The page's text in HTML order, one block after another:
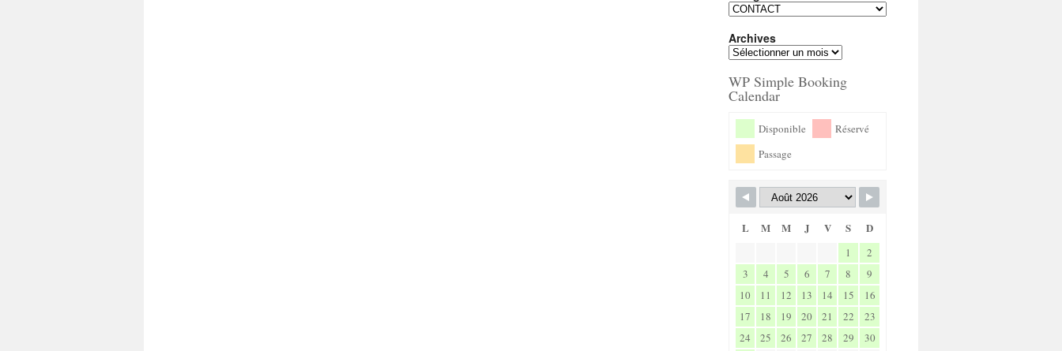
Archives
WP Simple Booking
Calendar
Disponible
Réservé
Passage
L M M J V S D
1
2
3
4 5 6 7 8
9
10
11 12 13 14 15
16
17
18 19 20 21 22
23
24
25 26 27 28 29 30